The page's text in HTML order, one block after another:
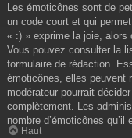
Les émoticônes sont de
un code court et qui
« :) » exprime la joie, alors
Vous pouvez consulter la
formulaire de rédaction.
émoticônes, elles peuvent
modérateur pourrait
complètement. Les
nombre d’émoticônes qu’il
Haut